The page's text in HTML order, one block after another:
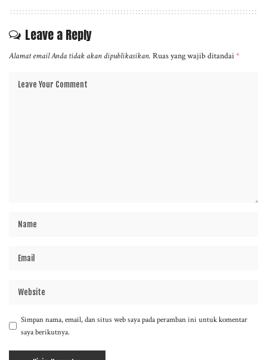
Leave a Reply
Alamat email Anda tidak akan dipublikasikan. Ruas yang wajib ditandai*
Simpan nama, email, dan situs web saya pada peramban ini untuk komentar
saya berikutnya.